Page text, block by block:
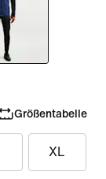
Größentabelle
XL